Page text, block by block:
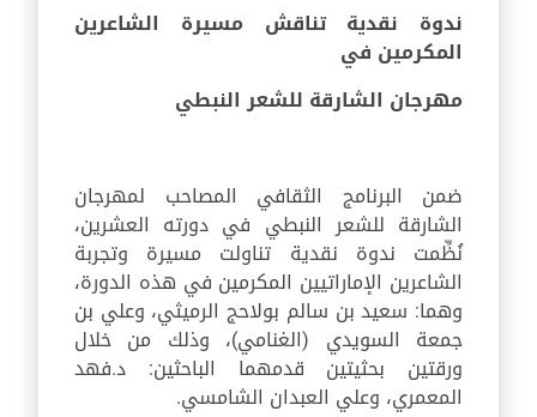
ندوة نقدية تناقش مسيرة الشاعرين
المكرمين في
مهرجان الشارقة للشعر النبطي
ضمن البرنامج الثقافي المصاحب لمهرجان
الشارقة للشعر النبطي في دورته العشرين،
نُظِّمت ندوة نقدية تناولت مسيرة وتجربة
الشاعرين الإماراتيين المكرمين في هذه الدورة،
وهما: سعيد بن سالم بولاحج الرميثي، وعلي بن
جمعة السويدي (الغنامي)، وذلك من خلال
ورقتين بحثيتين قدمهما الباحثين: د.فهد
المعمري، وعلي العبدان الشامسي.